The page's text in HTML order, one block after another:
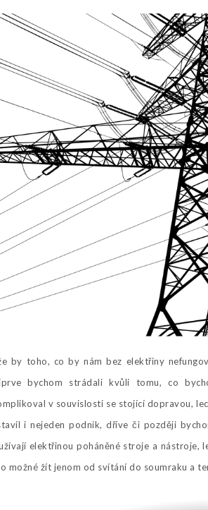
by toho, co by nám bez elektřiny
bychom strádali kvůli tomu, co
v souvislosti se stojící dopravou,
i nejeden podnik, dříve či později
elektřinou poháněné stroje a nástroje,
možné žít jenom od svítání do soumraku a